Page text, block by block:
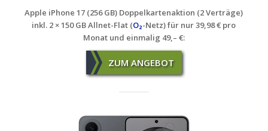
Apple iPhone 17 (256 GB) Doppelkartenaktion (2 Verträge)
inkl. 2 × 150 GB Allnet-Flat (O₂-Netz) für nur 39,98 € pro
Monat und einmalig 49,– €:
ZUM ANGEBOT